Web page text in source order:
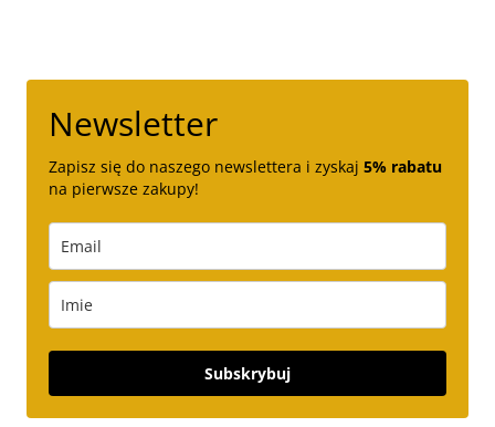
Newsletter
Zapisz się do naszego newslettera i zyskaj 5% rabatu
na pierwsze zakupy!
Subskrybuj